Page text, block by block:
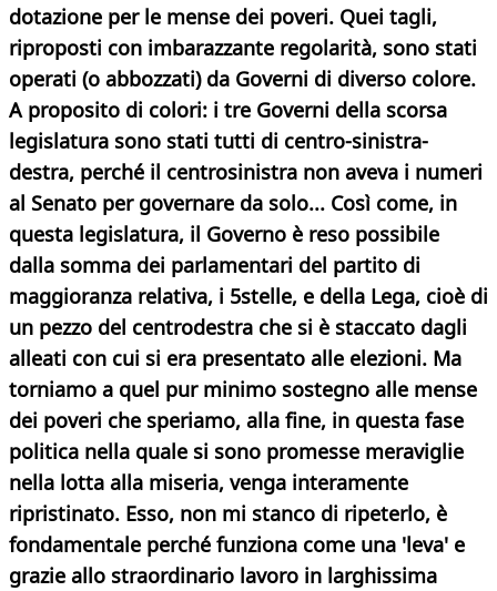
dotazione per le mense dei poveri. Quei tagli,
riproposti con imbarazzante regolarità, sono stati
operati (o abbozzati) da Governi di diverso colore.
A proposito di colori: i tre Governi della scorsa
legislatura sono stati tutti di centro-sinistra-
destra, perché il centrosinistra non aveva i numeri
al Senato per governare da solo... Così come, in
questa legislatura, il Governo è reso possibile
dalla somma dei parlamentari del partito di
maggioranza relativa, i 5stelle, e della Lega, cioè di
un pezzo del centrodestra che si è staccato dagli
alleati con cui si era presentato alle elezioni. Ma
torniamo a quel pur minimo sostegno alle mense
dei poveri che speriamo, alla fine, in questa fase
politica nella quale si sono promesse meraviglie
nella lotta alla miseria, venga interamente
ripristinato. Esso, non mi stanco di ripeterlo, è
fondamentale perché funziona come una 'leva' e
grazie allo straordinario lavoro in larghissima